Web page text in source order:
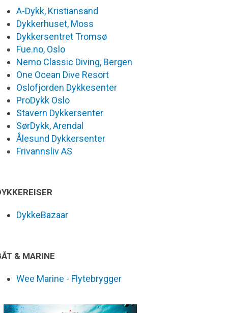
A-Dykk, Kristiansand
Dykkerhuset, Moss
Dykkersentret Tromsø
Fue.no, Oslo
Nemo Classic Diving, Bergen
One Ocean Dive Resort
Oslofjorden Dykkesenter
ProDykk Oslo
Stavern Dykkersenter
SørDykk, Arendal
Ålesund Dykkersenter
Frivannsliv AS
DykkeBazaar
& MARINE
Wee Marine - Flytebrygger